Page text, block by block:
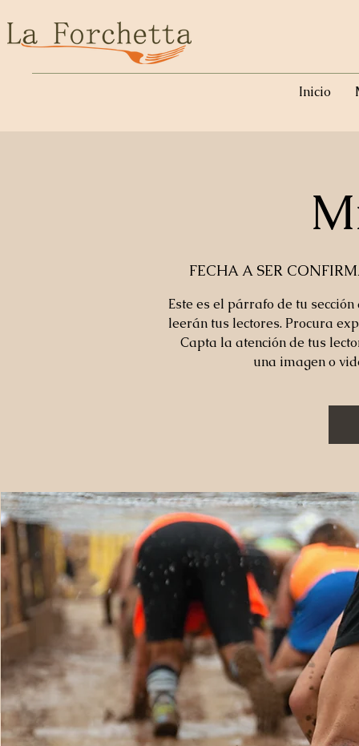
Inicio
FECHA A SER
Este es el párrafo de tu
leerán tus lectores. Procura
Capta la atención de tus
una imagen o